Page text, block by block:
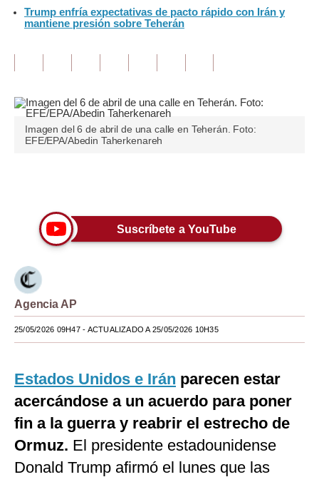
Finanzas Personales
Editorial
Lujo
Moda
Estilos
EEUU
México
Internacional
Trump enfría expectativas de pacto rápido con Irán y
mantiene presión sobre Teherán
Imagen del 6 de abril de una calle en Teherán. Foto:
EFE/EPA/Abedin Taherkenareh
Suscríbete a YouTube
Agencia AP
25/05/2026 09H47- ACTUALIZADO A 25/05/2026 10H35
Estados Unidos e Irán parecen estar
acercándose a un acuerdo para poner
fin a la guerra y reabrir el estrecho de
Ormuz. El presidente estadounidense
Donald Trump afirmó el lunes que las